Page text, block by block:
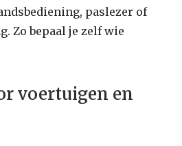
paslezer of
Zo bepaal je zelf wie
voertuigen en